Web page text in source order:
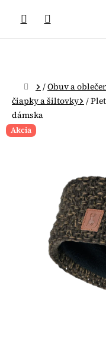
obsah
Domov
/Obuv a
čiapky a šiltovky /
dámska
Akcia